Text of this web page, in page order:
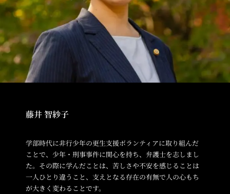
藤井 智紗子
学部時代に非行少年の更生支援ボランティアに取り組んだ
ことで、少年・刑事事件に関心を持ち、弁護士を志しまし
た。その際に学んだことは、苦しさや不安を感じることは
一人ひとり違うこと、支えとなる存在の有無で人の心もち
が大きく変わることです。